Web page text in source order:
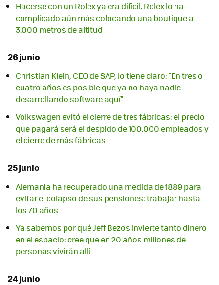
Hacerse con un Rolex ya era difícil. Rolex lo ha
complicado aún más colocando una boutique a
3.000 metros de altitud
26 junio
Christian Klein, CEO de SAP, lo tiene claro: "En tres o
cuatro años es posible que ya no haya nadie
desarrollando software aquí"
Volkswagen evitó el cierre de tres fábricas: el precio
que pagará será el despido de 100.000 empleados y
el cierre de más fábricas
25 junio
Alemania ha recuperado una medida de 1889 para
evitar el colapso de sus pensiones: trabajar hasta
los 70 años
Ya sabemos por qué Jeff Bezos invierte tanto dinero
en el espacio: cree que en 20 años millones de
personas vivirán allí
24 junio